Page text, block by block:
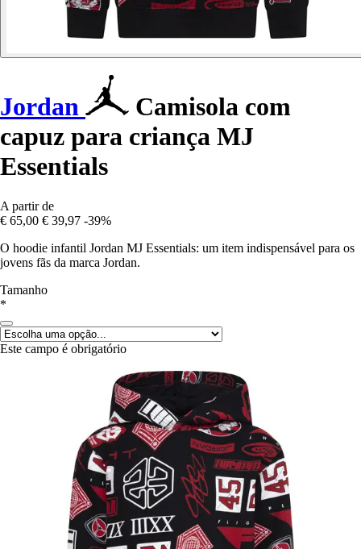
Jordan
Camisola com
capuz para criança MJ
Essentials
A partir de
€ 65,00 € 39,97 -39%
O hoodie infantil Jordan MJ Essentials: um item indispensável para os
jovens fãs da marca Jordan.
Tamanho
*
Este campo é obrigatório